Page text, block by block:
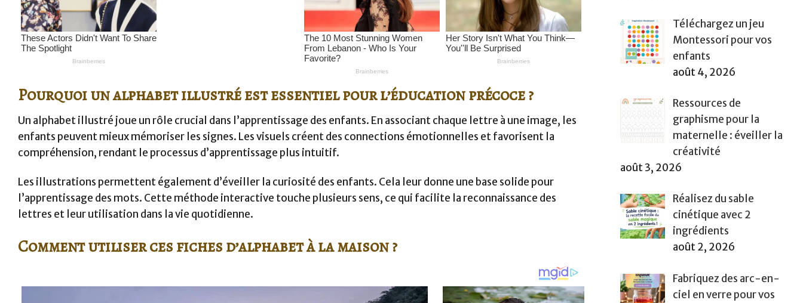
Pourquoi un alphabet illustré est essentiel pour l’éducation précoce ?
Un alphabet illustré joue un rôle crucial dans l’apprentissage des enfants. En associant chaque lettre à une image, les
enfants peuvent mieux mémoriser les signes. Les visuels créent des connections émotionnelles et favorisent la
compréhension, rendant le processus d’apprentissage plus intuitif.
Les illustrations permettent également d’éveiller la curiosité des enfants. Cela leur donne une base solide pour
l’apprentissage des mots. Cette méthode interactive touche plusieurs sens, ce qui facilite la reconnaissance des
lettres et leur utilisation dans la vie quotidienne.
Comment utiliser ces fiches d’alphabet à la maison ?
Téléchargez un jeu
Montessori pour vos
enfants
août 4, 2026
Ressources de
graphisme pour la
maternelle : éveiller la
créativité
août 3, 2026
Réalisez du sable
cinétique avec 2
ingrédients
août 2, 2026
Fabriquez des arc-en-
ciel en verre pour vos